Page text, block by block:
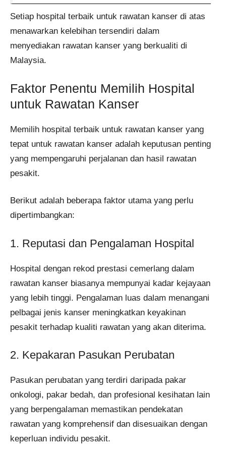
Setiap hospital terbaik untuk rawatan kanser di atas
menawarkan kelebihan tersendiri dalam
menyediakan rawatan kanser yang berkualiti di
Malaysia.
Faktor Penentu Memilih Hospital
untuk Rawatan Kanser
Memilih hospital terbaik untuk rawatan kanser yang
tepat untuk rawatan kanser adalah keputusan penting
yang mempengaruhi perjalanan dan hasil rawatan
pesakit.
Berikut adalah beberapa faktor utama yang perlu
dipertimbangkan:
1. Reputasi dan Pengalaman Hospital
Hospital dengan rekod prestasi cemerlang dalam
rawatan kanser biasanya mempunyai kadar kejayaan
yang lebih tinggi. Pengalaman luas dalam menangani
pelbagai jenis kanser meningkatkan keyakinan
pesakit terhadap kualiti rawatan yang akan diterima.
2. Kepakaran Pasukan Perubatan
Pasukan perubatan yang terdiri daripada pakar
onkologi, pakar bedah, dan profesional kesihatan lain
yang berpengalaman memastikan pendekatan
rawatan yang komprehensif dan disesuaikan dengan
keperluan individu pesakit.